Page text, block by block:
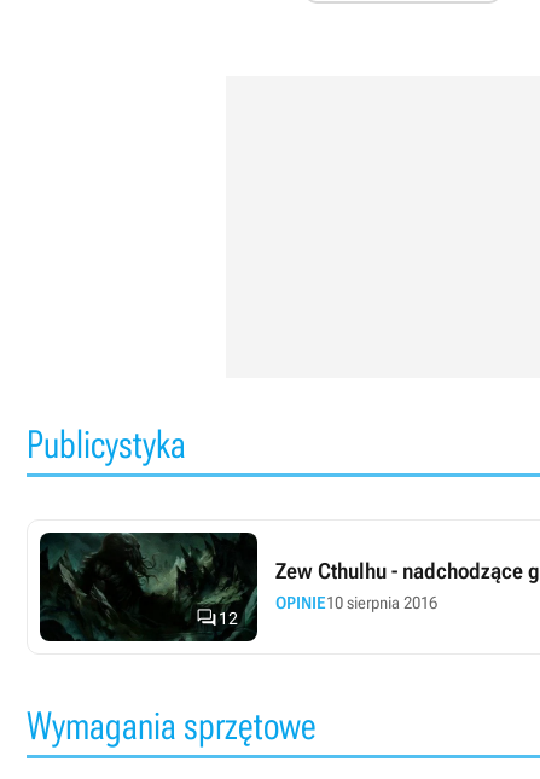
Publicystyka
12
Zew Cthulhu - nadchodzące
OPINIE10 sierpnia 2016
Wymagania sprzętowe